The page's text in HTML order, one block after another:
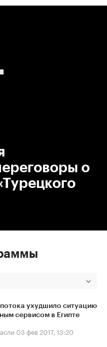
о
ухудшило ситуацию
сервисом в Египте
03 фев 2017, 13:20